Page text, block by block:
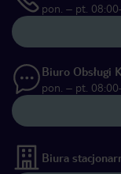
pon. – pt.
Biuro Obsługi
pon. – pt.
Biura